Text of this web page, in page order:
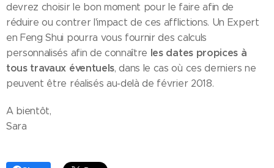
devrez choisir le bon moment pour le faire afin de
réduire ou contrer l'impact de ces afflictions. Un Expert
en Feng Shui pourra vous fournir des calculs
personnalisés afin de connaître les dates propices à
tous travaux éventuels, dans le cas où ces derniers ne
peuvent être réalisés au-delà de février 2018.
A bientôt,
Sara